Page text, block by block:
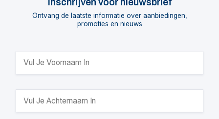
Ontvang de laatste informatie over aanbiedingen,
promoties en nieuws